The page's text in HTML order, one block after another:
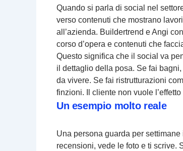
Quando si parla di social nel
verso contenuti che mostrano
all’azienda. Buildertrend e Angi
corso d’opera e contenuti che
Questo significa che il social va
il dettaglio della posa. Se fai
da vivere. Se fai ristrutturazioni
finzioni. Il cliente non vuole
Un esempio molto reale
Una persona guarda per
recensioni, vede le foto e ti scrive.